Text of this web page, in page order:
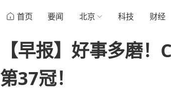
首页 要闻 北京 科技 财经
【早报】好事多磨
第37冠！